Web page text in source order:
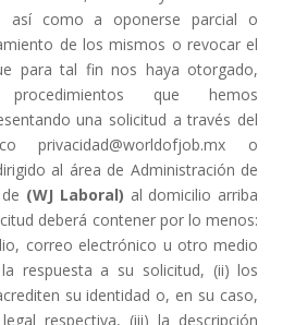
así como a oponerse parcial o
de los mismos o revocar el
para tal fin nos haya otorgado,
que hemos
una solicitud a través del
privacidad@worldofjob.mx o
al área de Administración de
(WJ Laboral) al domicilio arriba
deberá contener por lo menos:
correo electrónico u otro medio
respuesta a su solicitud, (ii) los
su identidad o, en su caso,
respectiva, (iii) la descripción